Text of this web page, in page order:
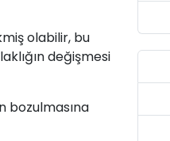
olabilir, bu
değişmesi
bozulmasına